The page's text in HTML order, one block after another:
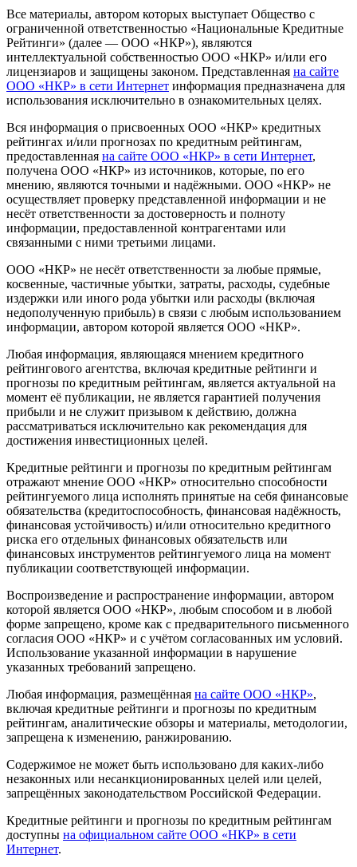
Все материалы, автором которых выступает Общество с
ограниченной ответственностью «Национальные Кредитные
Рейтинги» (далее — ООО «НКР»), являются
интеллектуальной собственностью ООО «НКР» и/или его
лицензиаров и защищены законом. Представленная на сайте
ООО «НКР» в сети Интернет информация предназначена для
использования исключительно в ознакомительных целях.
Вся информация о присвоенных ООО «НКР» кредитных
рейтингах и/или прогнозах по кредитным рейтингам,
предоставленная на сайте ООО «НКР» в сети Интернет,
получена ООО «НКР» из источников, которые, по его
мнению, являются точными и надёжными. ООО «НКР» не
осуществляет проверку представленной информации и не
несёт ответственности за достоверность и полноту
информации, предоставленной контрагентами или
связанными с ними третьими лицами.
ООО «НКР» не несёт ответственности за любые прямые,
косвенные, частичные убытки, затраты, расходы, судебные
издержки или иного рода убытки или расходы (включая
недополученную прибыль) в связи с любым использованием
информации, автором которой является ООО «НКР».
Любая информация, являющаяся мнением кредитного
рейтингового агентства, включая кредитные рейтинги и
прогнозы по кредитным рейтингам, является актуальной на
момент её публикации, не является гарантией получения
прибыли и не служит призывом к действию, должна
рассматриваться исключительно как рекомендация для
достижения инвестиционных целей.
Кредитные рейтинги и прогнозы по кредитным рейтингам
отражают мнение ООО «НКР» относительно способности
рейтингуемого лица исполнять принятые на себя финансовые
обязательства (кредитоспособность, финансовая надёжность,
финансовая устойчивость) и/или относительно кредитного
риска его отдельных финансовых обязательств или
финансовых инструментов рейтингуемого лица на момент
публикации соответствующей информации.
Воспроизведение и распространение информации, автором
которой является ООО «НКР», любым способом и в любой
форме запрещено, кроме как с предварительного письменного
согласия ООО «НКР» и с учётом согласованных им условий.
Использование указанной информации в нарушение
указанных требований запрещено.
Любая информация, размещённая на сайте ООО «НКР»,
включая кредитные рейтинги и прогнозы по кредитным
рейтингам, аналитические обзоры и материалы, методологии,
запрещена к изменению, ранжированию.
Содержимое не может быть использовано для каких-либо
незаконных или несанкционированных целей или целей,
запрещённых законодательством Российской Федерации.
Кредитные рейтинги и прогнозы по кредитным рейтингам
доступны на официальном сайте ООО «НКР» в сети
Интернет.